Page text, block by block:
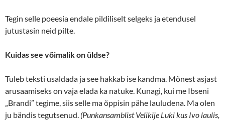
Tegin selle poeesia endale pildiliselt selgeks ja etendusel
jutustasin neid pilte.
Kuidas see võimalik on üldse?
Tuleb teksti usaldada ja see hakkab ise kandma. Mõnest asjast
arusaamiseks on vaja elada ka natuke. Kunagi, kui me Ibseni
„Brandi” tegime, siis selle ma õppisin pähe lauludena. Ma olen
ju bändis tegutsenud. (Punkansamblist Velikije Luki kus Ivo laulis,